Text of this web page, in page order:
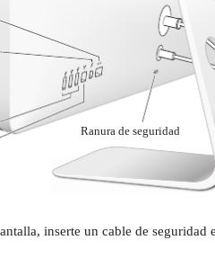
Ranura de seguridad
inserte un cable de seguridad